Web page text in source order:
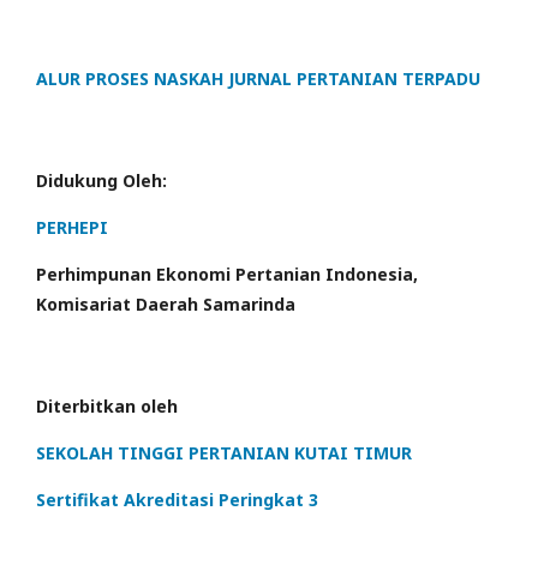
ALUR PROSES NASKAH JURNAL PERTANIAN TERPADU
Didukung Oleh:
PERHEPI
Perhimpunan Ekonomi Pertanian Indonesia,
Komisariat Daerah Samarinda
Diterbitkan oleh
SEKOLAH TINGGI PERTANIAN KUTAI TIMUR
Sertifikat Akreditasi Peringkat 3